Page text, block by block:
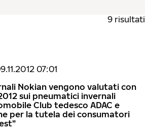
9 risultati
07:01
Nokian vengono valutati con
sui pneumatici invernali
Club tedesco ADAC e
per la tutela dei consumatori